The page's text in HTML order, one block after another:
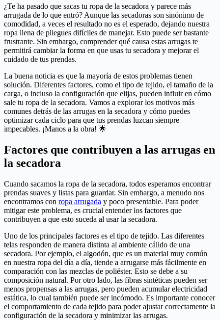
¿Te ha pasado que sacas tu ropa de la secadora y parece más
arrugada de lo que entró? Aunque las secadoras son sinónimo de
comodidad, a veces el resultado no es el esperado, dejando nuestra
ropa llena de pliegues difíciles de manejar. Esto puede ser bastante
frustrante. Sin embargo, comprender qué causa estas arrugas te
permitirá cambiar la forma en que usas tu secadora y mejorar el
cuidado de tus prendas.
La buena noticia es que la mayoría de estos problemas tienen
solución. Diferentes factores, como el tipo de tejido, el tamaño de la
carga, o incluso la configuración que elijas, pueden influir en cómo
sale tu ropa de la secadora. Vamos a explorar los motivos más
comunes detrás de las arrugas en la secadora y cómo puedes
optimizar cada ciclo para que tus prendas luzcan siempre
impecables. ¡Manos a la obra! 🌟
Factores que contribuyen a las arrugas en
la secadora
Cuando sacamos la ropa de la secadora, todos esperamos encontrar
prendas suaves y listas para guardar. Sin embargo, a menudo nos
encontramos con ropa arrugada y poco presentable. Para poder
mitigar este problema, es crucial entender los factores que
contribuyen a que esto suceda al usar la secadora.
Uno de los principales factores es el tipo de tejido. Las diferentes
telas responden de manera distinta al ambiente cálido de una
secadora. Por ejemplo, el algodón, que es un material muy común
en nuestra ropa del día a día, tiende a arrugarse más fácilmente en
comparación con las mezclas de poliéster. Esto se debe a su
composición natural. Por otro lado, las fibras sintéticas pueden ser
menos propensas a las arrugas, pero pueden acumular electricidad
estática, lo cual también puede ser incómodo. Es importante conocer
el comportamiento de cada tejido para poder ajustar correctamente la
configuración de la secadora y minimizar las arrugas.